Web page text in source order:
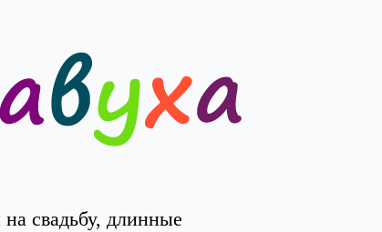
свадьбу, длинные